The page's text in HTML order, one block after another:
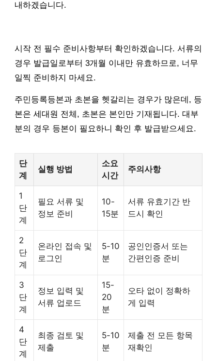
내하겠습니다.
시작 전 필수 준비사항부터 확인하겠습니다. 서류의
경우 발급일로부터 3개월 이내만 유효하므로, 너무
일찍 준비하지 마세요.
주민등록등본과 초본을 헷갈리는 경우가 많은데, 등
본은 세대원 전체, 초본은 본인만 기재됩니다. 대부
분의 경우 등본이 필요하니 확인 후 발급받으세요.
단
계
실행 방법
소요
시간
주의사항
1
단
계
필요 서류 및
정보 준비
10-
15분
서류 유효기간 반
드시 확인
2
단
계
온라인 접속 및
로그인
5-10
분
공인인증서 또는
간편인증 준비
3
단
계
정보 입력 및
서류 업로드
15-
20
분
오타 없이 정확하
게 입력
4
단
계
최종 검토 및
제출
5-10
분
제출 전 모든 항목
재확인